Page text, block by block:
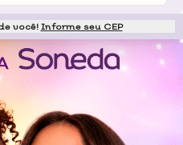
você! Informe seu CEP